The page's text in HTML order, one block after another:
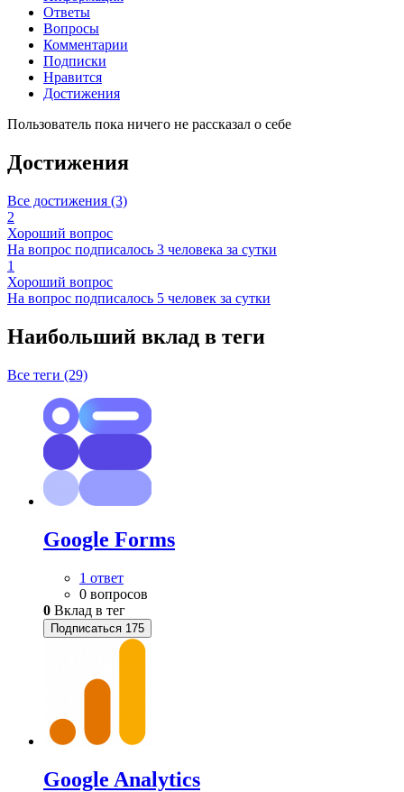
Ответы
Вопросы
Комментарии
Подписки
Нравится
Достижения
Пользователь пока ничего не рассказал о себе
Достижения
Все достижения (3)
2
Хороший вопрос
На вопрос подписалось 3 человека за сутки
1
Хороший вопрос
На вопрос подписалось 5 человек за сутки
Наибольший вклад в теги
Все теги (29)
Google Forms
1 ответ
0 вопросов
0 Вклад в тег
Подписаться 175
Google Analytics